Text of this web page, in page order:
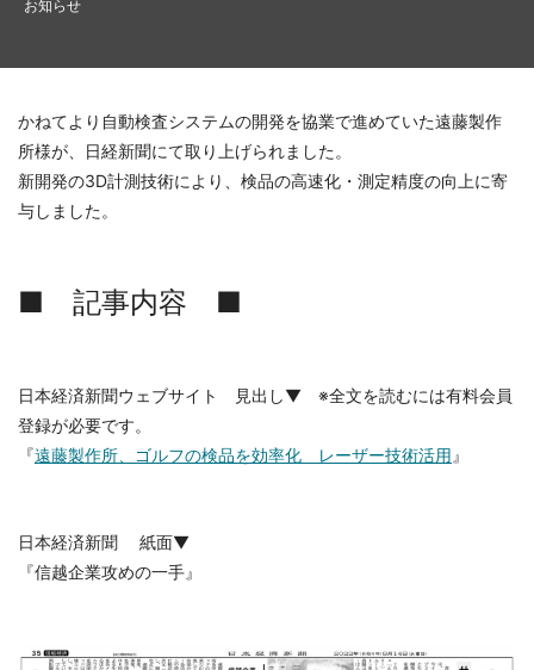
お知らせ
かねてより自動検査システムの開発を協業で進めていた遠藤製作
所様が、日経新聞にて取り上げられました。
新開発の3D計測技術により、検品の高速化・測定精度の向上に寄
与しました。
■ 記事内容 ■
日本経済新聞ウェブサイト 見出し▼ ※全文を読むには有料会員
登録が必要です。
『遠藤製作所、ゴルフの検品を効率化 レーザー技術活用』
日本経済新聞 紙面▼
『信越企業攻めの一手』